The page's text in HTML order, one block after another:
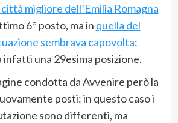
migliore dell’Emilia Romagna
6° posto, ma in quella del
sembrava capovolta:
infatti una 29esima posizione.
condotta da Avvenire però la
posti: in questo caso i
sono differenti, ma